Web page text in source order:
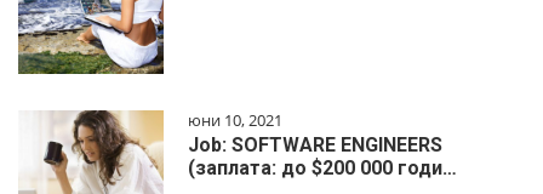
юни 10, 2021
Job: SOFTWARE ENGINEERS
(заплата: до $200 000 годи…